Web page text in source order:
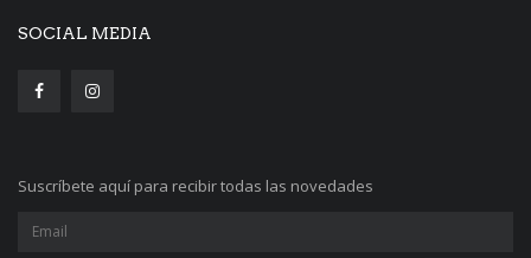
SOCIAL MEDIA
Suscríbete aquí para recibir todas las novedades